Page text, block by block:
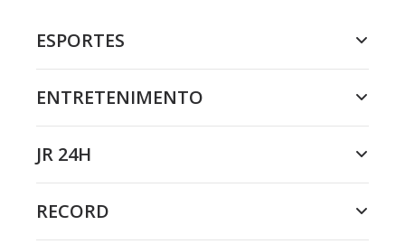
ESPORTES
ENTRETENIMENTO
JR 24H
RECORD